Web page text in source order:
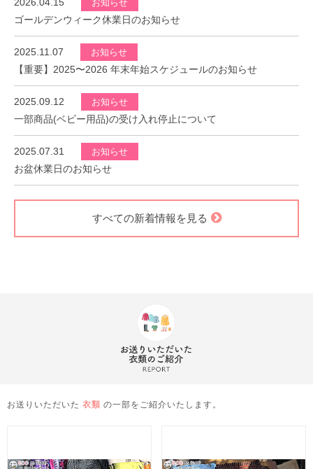
お知らせ
ゴールデンウィーク休業日のお知らせ
2025.11.07 お知らせ
【重要】2025〜2026 年末年始スケジュールのお知らせ
2025.09.12 お知らせ
一部商品(ベビー用品)の受け入れ停止について
2025.07.31 お知らせ
お盆休業日のお知らせ
すべての新着情報を見る
お送りいただいた 衣類 の一部をご紹介いたします。